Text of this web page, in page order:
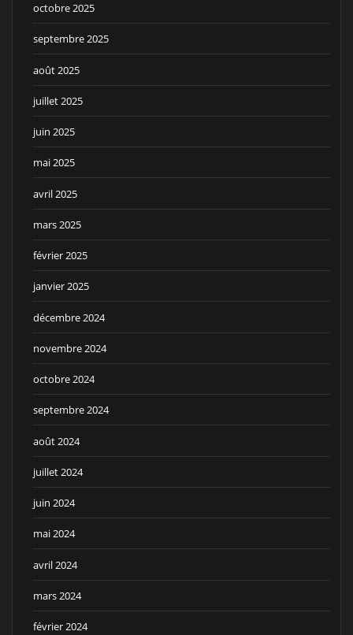
octobre 2025
septembre 2025
août 2025
juillet 2025
juin 2025
mai 2025
avril 2025
mars 2025
février 2025
janvier 2025
décembre 2024
novembre 2024
octobre 2024
septembre 2024
août 2024
juillet 2024
juin 2024
mai 2024
avril 2024
mars 2024
février 2024